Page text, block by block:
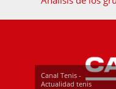
Canal Tenis -
Actualidad tenis